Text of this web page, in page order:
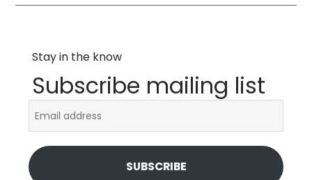
Stay in the know
Subscribe mailing list
SUBSCRIBE